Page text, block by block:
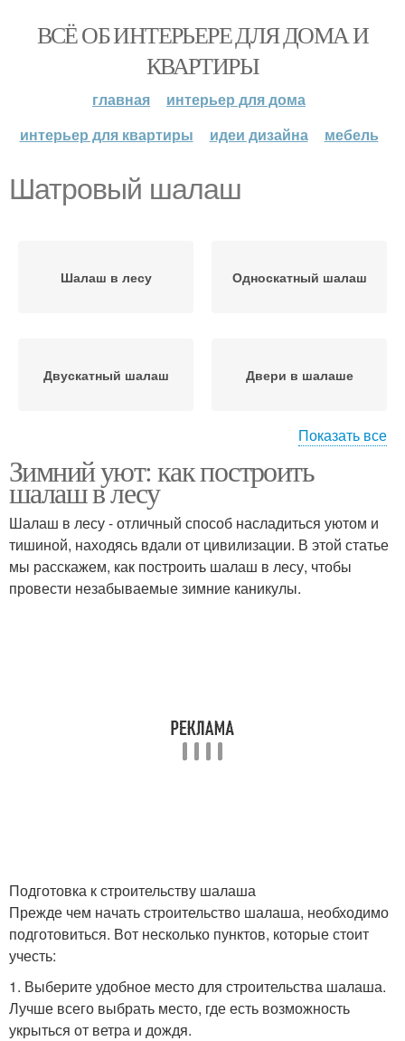
ВСЁ ОБ ИНТЕРЬЕРЕ ДЛЯ ДОМА И
КВАРТИРЫ
главная
интерьер для дома
интерьер для квартиры
идеи дизайна мебель
Шатровый шалаш
Шалаш в лесу Односкатный шалаш
Двускатный шалаш Двери в шалаше
Шалаш для детей
Шалаш из
гимнастического
Шалаш из веток
Показать все
Зимний уют: как построить
шалаш в лесу
Шалаш в лесу - отличный способ насладиться уютом и
тишиной, находясь вдали от цивилизации. В этой статье
мы расскажем, как построить шалаш в лесу, чтобы
провести незабываемые зимние каникулы.
Подготовка к строительству шалаша
Прежде чем начать строительство шалаша, необходимо
подготовиться. Вот несколько пунктов, которые стоит
учесть:
1. Выберите удобное место для строительства шалаша.
Лучше всего выбрать место, где есть возможность
укрыться от ветра и дождя.